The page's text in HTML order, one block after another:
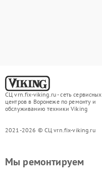
СЦ vrn.fix-viking.ru - сеть сервисных
центров в Воронеже по ремонту и
обслуживанию техники Viking
2021-2026 © СЦ vrn.fix-viking.ru
Мы ремонтируем